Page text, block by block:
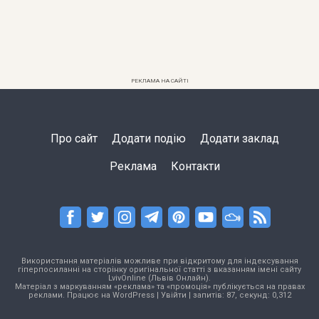
РЕКЛАМА НА САЙТІ
Про сайт Додати подію Додати заклад
Реклама Контакти
Використання матеріалів можливе при відкритому для індексування
гіперпосиланні на сторінку оригінальної статті з вказанням імені сайту
LvivOnline (Львів Онлайн).
Матеріал з маркуванням «реклама» та «промоція» публікується на правах
реклами. Працює на WordPress| Увійти | запитів: 87, секунд: 0,312